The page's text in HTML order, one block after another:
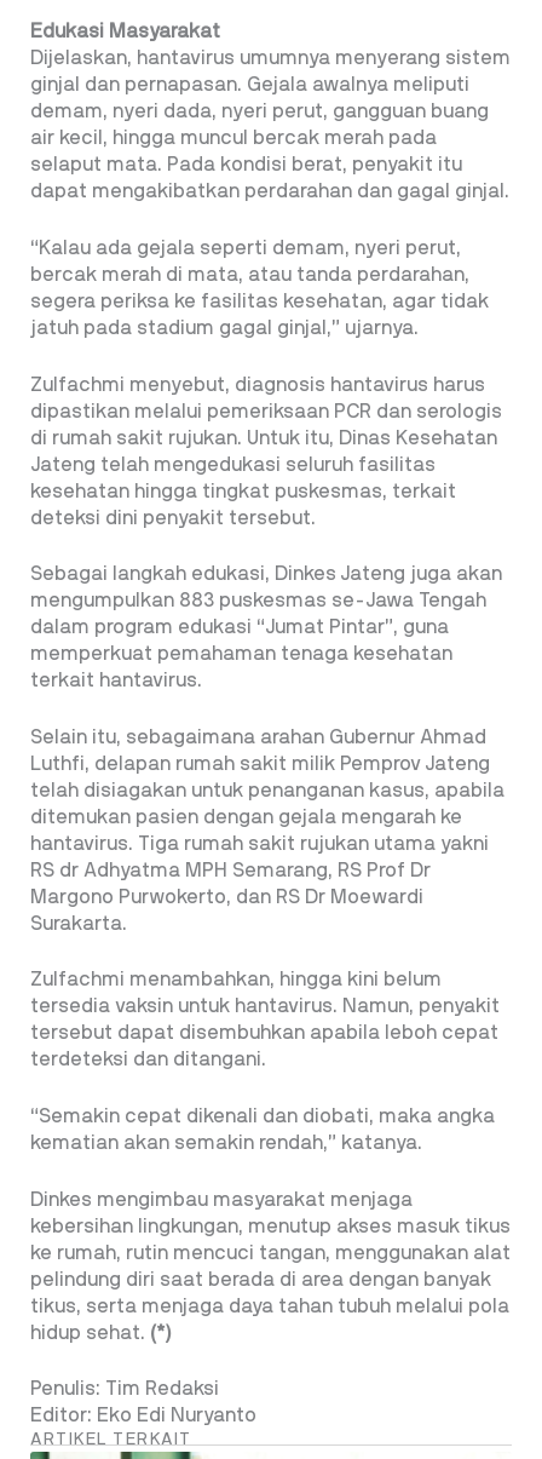
Edukasi Masyarakat
Dijelaskan, hantavirus umumnya menyerang sistem
ginjal dan pernapasan. Gejala awalnya meliputi
demam, nyeri dada, nyeri perut, gangguan buang
air kecil, hingga muncul bercak merah pada
selaput mata. Pada kondisi berat, penyakit itu
dapat mengakibatkan perdarahan dan gagal ginjal.
“Kalau ada gejala seperti demam, nyeri perut,
bercak merah di mata, atau tanda perdarahan,
segera periksa ke fasilitas kesehatan, agar tidak
jatuh pada stadium gagal ginjal,” ujarnya.
Zulfachmi menyebut, diagnosis hantavirus harus
dipastikan melalui pemeriksaan PCR dan serologis
di rumah sakit rujukan. Untuk itu, Dinas Kesehatan
Jateng telah mengedukasi seluruh fasilitas
kesehatan hingga tingkat puskesmas, terkait
deteksi dini penyakit tersebut.
Sebagai langkah edukasi, Dinkes Jateng juga akan
mengumpulkan 883 puskesmas se-Jawa Tengah
dalam program edukasi “Jumat Pintar”, guna
memperkuat pemahaman tenaga kesehatan
terkait hantavirus.
Selain itu, sebagaimana arahan Gubernur Ahmad
Luthfi, delapan rumah sakit milik Pemprov Jateng
telah disiagakan untuk penanganan kasus, apabila
ditemukan pasien dengan gejala mengarah ke
hantavirus. Tiga rumah sakit rujukan utama yakni
RS dr Adhyatma MPH Semarang, RS Prof Dr
Margono Purwokerto, dan RS Dr Moewardi
Surakarta.
Zulfachmi menambahkan, hingga kini belum
tersedia vaksin untuk hantavirus. Namun, penyakit
tersebut dapat disembuhkan apabila leboh cepat
terdeteksi dan ditangani.
“Semakin cepat dikenali dan diobati, maka angka
kematian akan semakin rendah,” katanya.
Dinkes mengimbau masyarakat menjaga
kebersihan lingkungan, menutup akses masuk tikus
ke rumah, rutin mencuci tangan, menggunakan alat
pelindung diri saat berada di area dengan banyak
tikus, serta menjaga daya tahan tubuh melalui pola
hidup sehat. (*)
Penulis: Tim Redaksi
Editor: Eko Edi Nuryanto
ARTIKEL TERKAIT